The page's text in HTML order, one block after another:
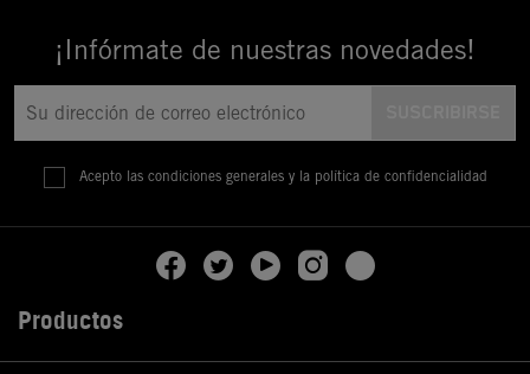
¡Infórmate de nuestras novedades!
Acepto las condiciones generales y la política de confidencialidad
Productos